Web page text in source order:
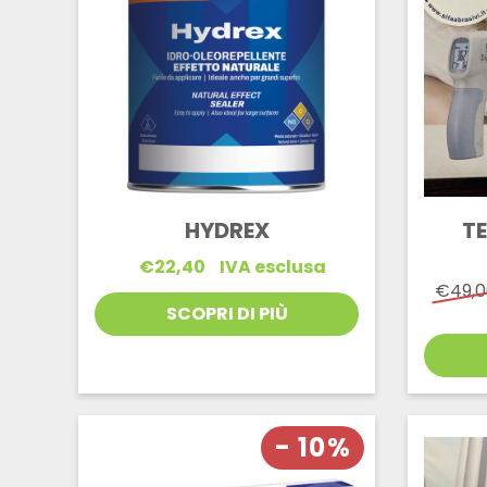
HYDREX
€22,40
IVA esclusa
SCOPRI DI PIÙ
€
- 10%